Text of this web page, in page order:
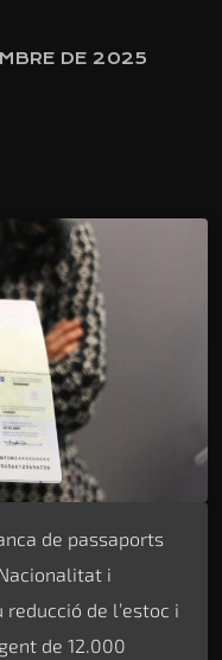
DE 2025
de passaports
i
de l’estoc i
de 12.000